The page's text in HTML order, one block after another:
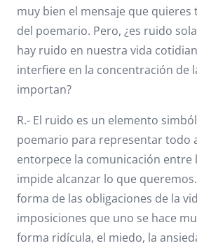
muy bien el mensaje que
del poemario. Pero, ¿es ruido
hay ruido en nuestra vida
interfiere en la concentración de
importan?
R.- El ruido es un elemento
poemario para representar todo
entorpece la comunicación entre
impide alcanzar lo que
forma de las obligaciones de la
imposiciones que uno se hace
forma ridícula, el miedo, la